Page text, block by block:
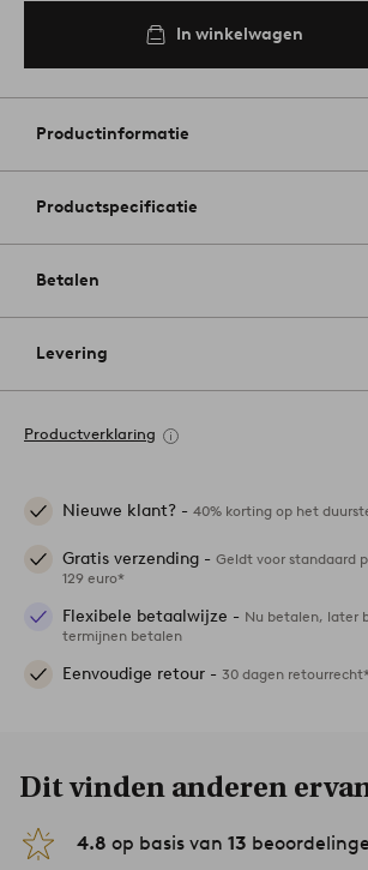
In winkelwagen
Productinformatie
Productspecificatie
Betalen
Levering
Productverklaring
Nieuwe klant? - 40% korting op het
Gratis verzending - Geldt voor standaard
129 euro*
Flexibele betaalwijze - Nu betalen, later
termijnen betalen
Eenvoudige retour - 30 dagen
Dit vinden anderen
4.8 op basis van 13